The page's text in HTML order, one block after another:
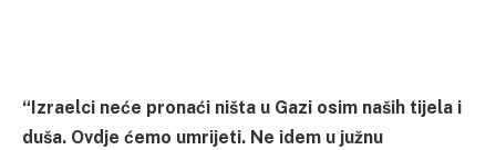
“Izraelci neće pronaći ništa u Gazi osim naših tijela i
duša. Ovdje ćemo umrijeti. Ne idem u južnu